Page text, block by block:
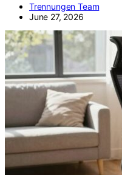
Trennungen Team
June 27, 2026